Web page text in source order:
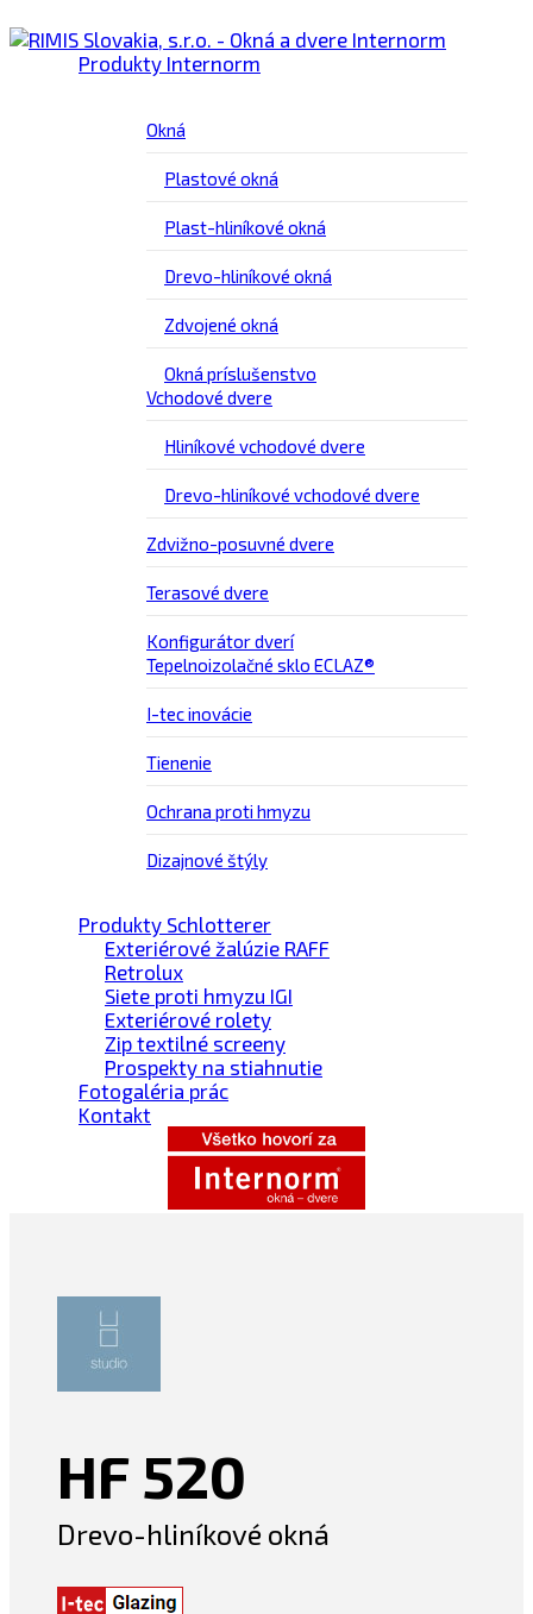
Produkty Internorm
Okná
Plastové okná
Plast-hliníkové okná
Drevo-hliníkové okná
Zdvojené okná
Okná príslušenstvo
Vchodové dvere
Hliníkové vchodové dvere
Drevo-hliníkové vchodové dvere
Zdvižno-posuvné dvere
Terasové dvere
Konfigurátor dverí
Tepelnoizolačné sklo ECLAZ®
I-tec inovácie
Tienenie
Ochrana proti hmyzu
Dizajnové štýly
Produkty Schlotterer
Exteriérové žalúzie RAFF
Retrolux
Siete proti hmyzu IGI
Exteriérové rolety
Zip textilné screeny
Prospekty na stiahnutie
Fotogaléria prác
Kontakt
HF 520
Drevo-hliníkové okná